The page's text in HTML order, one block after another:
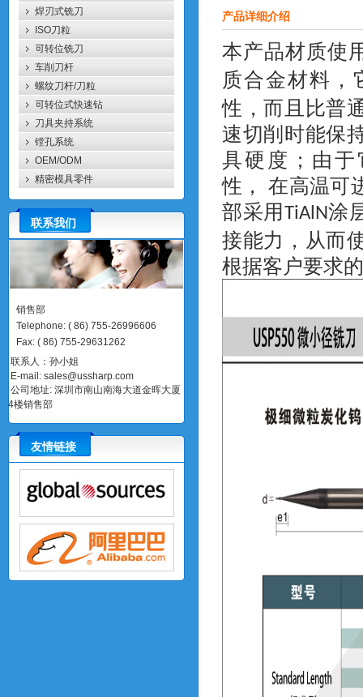
焊刃式铣刀
ISO刀粒
可转位铣刀
车削刀杆
螺纹刀杆/刀粒
可转位式快速钻
刀具夹持系统
镗孔系统
OEM/ODM
精密模具零件
联系我们
销售部
Telephone:(86)755-26996606
Fax:(86)755-29631262
联系人：孙小姐
E-mail:sales@ussharp.com
公司地址: 深圳市南山南海大道金晖大厦
4楼销售部
友情链接
产品详细介绍
本产品材质使
质合金材料，
性，而且比普
速切削时能保
具硬度；由
性， 在高温可
部采用 TiAlN涂
接能力，从而
根据客户要求